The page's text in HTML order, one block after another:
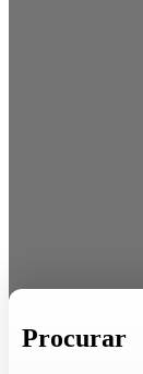
Procurar